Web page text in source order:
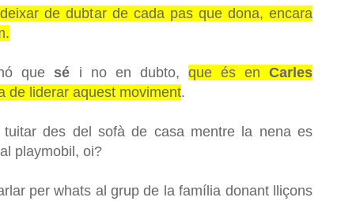
de dubtar de cada pas que dona, encara
que sé i no en dubto, que és enCarles
de liderar aquest moviment.
des del sofà de casa mentre la nena es
playmobil, oi?
per whats al grup de la família donant lliçons